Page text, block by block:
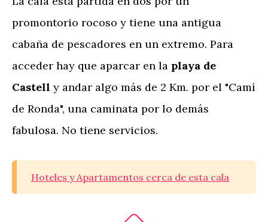
promontorio rocoso y tiene una antigua
cabaña de pescadores en un extremo. Para
acceder hay que aparcar en la playa de
Castell y andar algo más de 2 Km. por el "Camí
de Ronda", una caminata por lo demás
fabulosa. No tiene servicios.
Hoteles y Apartamentos cerca de esta cala